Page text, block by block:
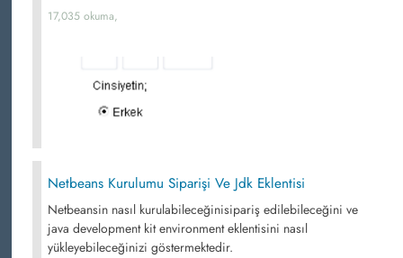
17,035 okuma,
Netbeans Kurulumu Siparişi Ve Jdk Eklentisi
Netbeansin nasıl kurulabileceğinisipariş edilebileceğini ve
java development kit environment eklentisini nasıl
yükleyebileceğinizi göstermektedir.